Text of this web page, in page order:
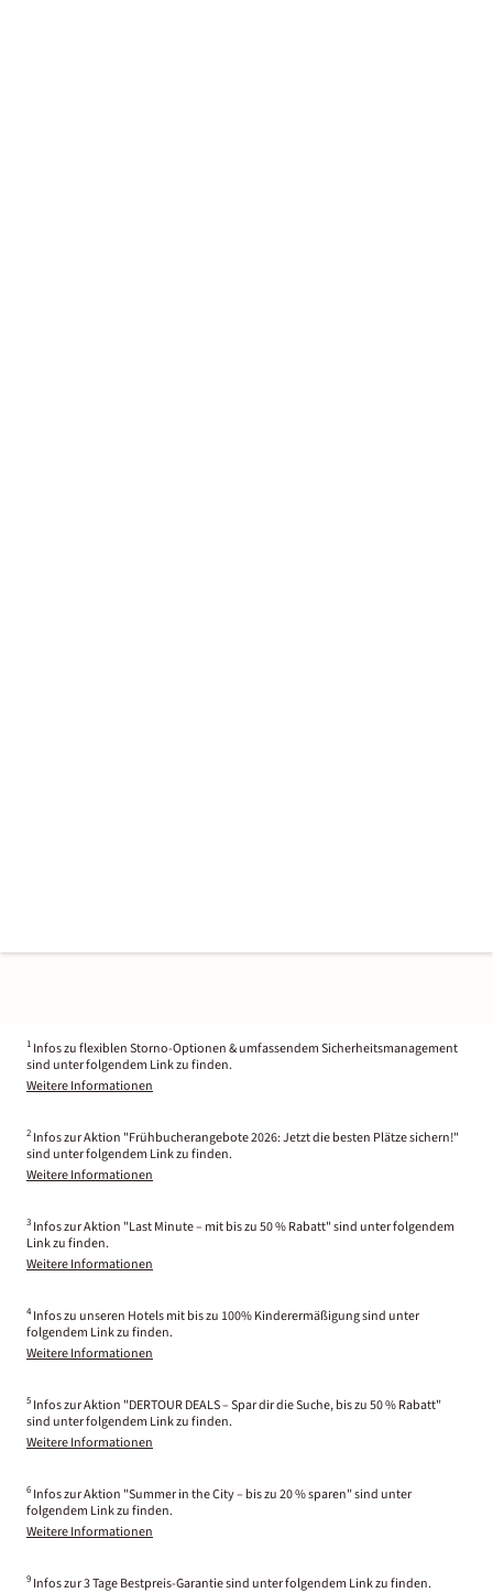
1 Infos zu flexiblen Storno-Optionen & umfassendem Sicherheitsmanagement
sind unter folgendem Link zu finden.
Weitere Informationen
2 Infos zur Aktion "Frühbucherangebote 2026: Jetzt die besten Plätze sichern!"
sind unter folgendem Link zu finden.
Weitere Informationen
3 Infos zur Aktion "Last Minute – mit bis zu 50 % Rabatt" sind unter folgendem
Link zu finden.
Weitere Informationen
4 Infos zu unseren Hotels mit bis zu 100% Kinderermäßigung sind unter
folgendem Link zu finden.
Weitere Informationen
5 Infos zur Aktion "DERTOUR DEALS – Spar dir die Suche, bis zu 50 % Rabatt"
sind unter folgendem Link zu finden.
Weitere Informationen
6 Infos zur Aktion "Summer in the City – bis zu 20 % sparen" sind unter
folgendem Link zu finden.
Weitere Informationen
9 Infos zur 3 Tage Bestpreis-Garantie sind unter folgendem Link zu finden.